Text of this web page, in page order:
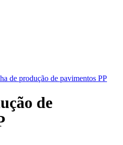
de produção de pavimentos PP
de